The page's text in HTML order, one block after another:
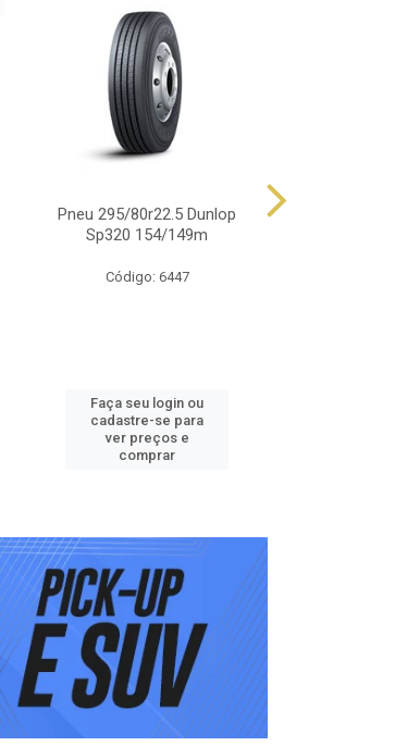
Pneu 295/80r22.5 Dunlop
Sp320 154/149m
Código: 6447
Faça seu login ou
cadastre-se para
ver preços e
comprar